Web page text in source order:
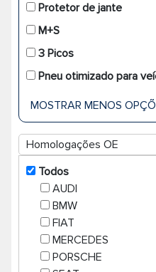
Protetor de jante
M+S
3 Picos
Pneu otimizado para
MOSTRAR MENOS
Homologações OE
Todos
AUDI
BMW
FIAT
MERCEDES
PORSCHE